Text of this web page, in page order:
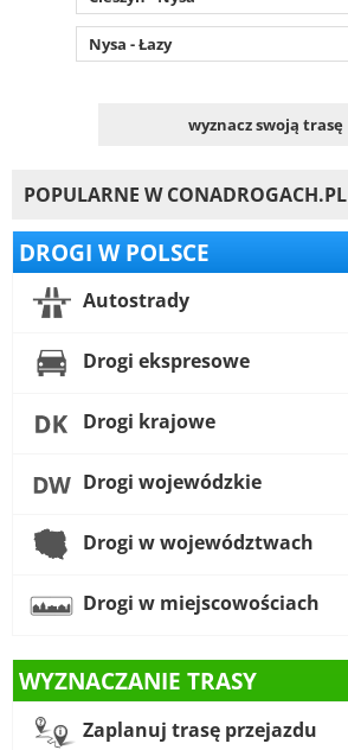
Nysa - Łazy
wyznacz swoją trasę
POPULARNE W CONADROGACH.PL
DROGI W POLSCE
Autostrady
Drogi ekspresowe
Drogi krajowe
Drogi wojewódzkie
Drogi w województwach
Drogi w miejscowościach
WYZNACZANIE TRASY
Zaplanuj trasę przejazdu